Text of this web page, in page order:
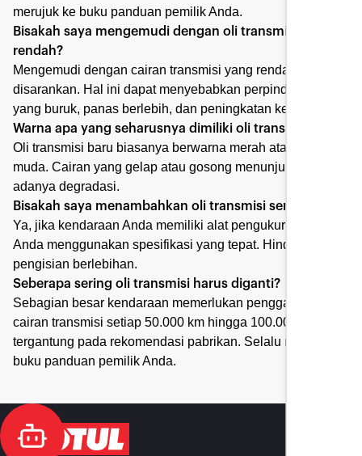
merujuk ke buku panduan pemilik Anda.
Bisakah saya mengemudi dengan oli transmisi yang
rendah?
Mengemudi dengan cairan transmisi yang rendah tidak
disarankan. Hal ini dapat menyebabkan perpindahan gigi
yang buruk, panas berlebih, dan peningkatan keausan.
Warna apa yang seharusnya dimiliki oli transmisi?
Oli transmisi baru biasanya berwarna merah atau kuning
muda. Cairan yang gelap atau gosong menunjukkan
adanya degradasi.
Bisakah saya menambahkan oli transmisi sendiri?
Ya, jika kendaraan Anda memiliki alat pengukur oli dan
Anda menggunakan spesifikasi yang tepat. Hindari
pengisian berlebihan.
Seberapa sering oli transmisi harus diganti?
Sebagian besar kendaraan memerlukan penggantian
cairan transmisi setiap 50.000 km hingga 100.000 km,
tergantung pada rekomendasi pabrikan. Selalu rujuk ke
buku panduan pemilik Anda.